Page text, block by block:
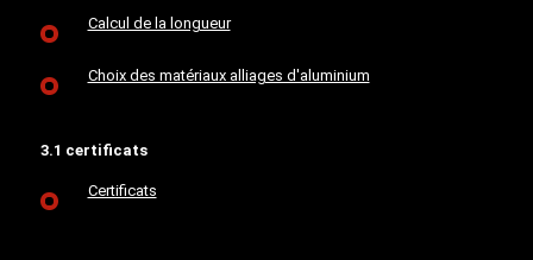
Calcul de la longueur
Choix des matériaux alliages d'aluminium
3.1 certificats
Certificats